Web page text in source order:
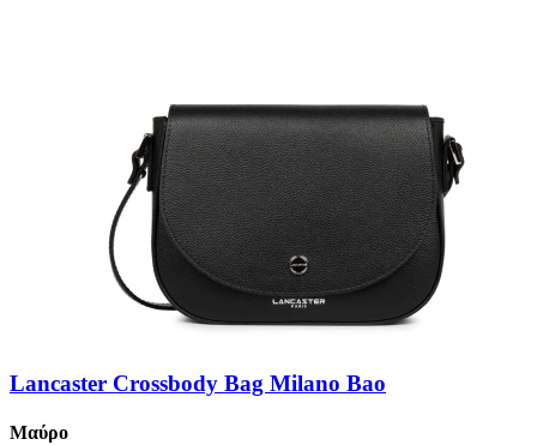
Lancaster Crossbody Bag Milano Bao
Μαύρο